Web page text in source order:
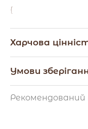
{
Харчова
{
Умови
{